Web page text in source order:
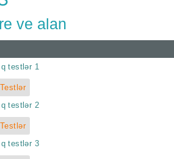
ve alan
testlər 1
Testlər
testlər 2
Testlər
testlər 3